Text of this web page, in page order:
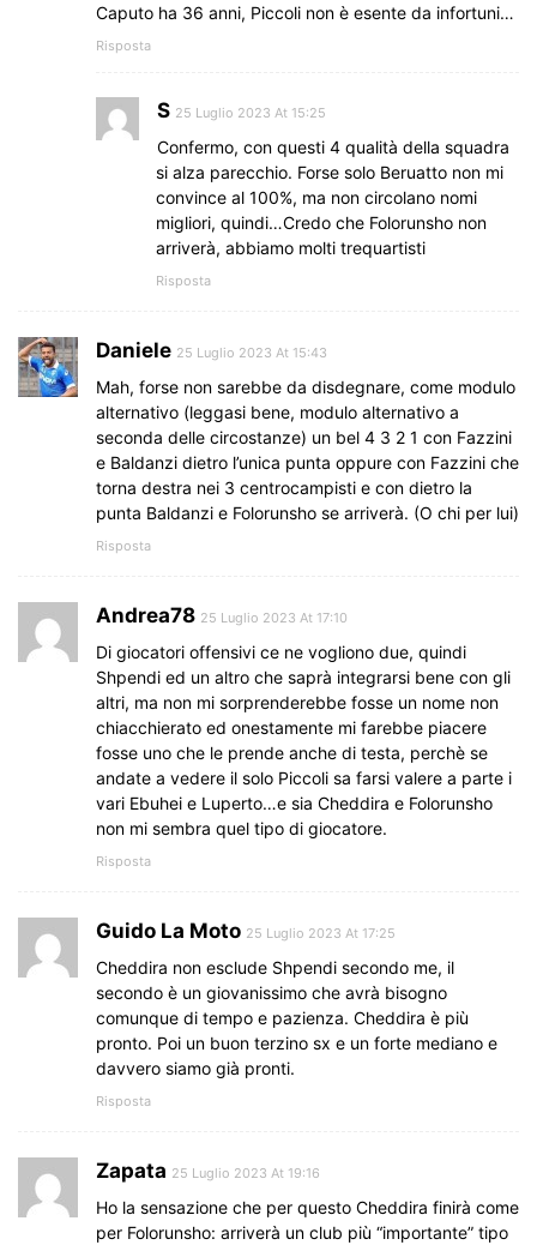
Caputo ha 36 anni, Piccoli non è esente da infortuni…
Risposta
S 25 Luglio 2023 At 15:25
Confermo, con questi 4 qualità della squadra
si alza parecchio. Forse solo Beruatto non mi
convince al 100%, ma non circolano nomi
migliori, quindi…Credo che Folorunsho non
arriverà, abbiamo molti trequartisti
Risposta
Daniele 25 Luglio 2023 At 15:43
Mah, forse non sarebbe da disdegnare, come modulo
alternativo (leggasi bene, modulo alternativo a
seconda delle circostanze) un bel 4 3 2 1 con Fazzini
e Baldanzi dietro l’unica punta oppure con Fazzini che
torna destra nei 3 centrocampisti e con dietro la
punta Baldanzi e Folorunsho se arriverà. (O chi per lui)
Risposta
Andrea78 25 Luglio 2023 At 17:10
Di giocatori offensivi ce ne vogliono due, quindi
Shpendi ed un altro che saprà integrarsi bene con gli
altri, ma non mi sorprenderebbe fosse un nome non
chiacchierato ed onestamente mi farebbe piacere
fosse uno che le prende anche di testa, perchè se
andate a vedere il solo Piccoli sa farsi valere a parte i
vari Ebuhei e Luperto…e sia Cheddira e Folorunsho
non mi sembra quel tipo di giocatore.
Risposta
Guido La Moto 25 Luglio 2023 At 17:25
Cheddira non esclude Shpendi secondo me, il
secondo è un giovanissimo che avrà bisogno
comunque di tempo e pazienza. Cheddira è più
pronto. Poi un buon terzino sx e un forte mediano e
davvero siamo già pronti.
Risposta
Zapata 25 Luglio 2023 At 19:16
Ho la sensazione che per questo Cheddira finirà come
per Folorunsho: arriverà un club più “importante” tipo